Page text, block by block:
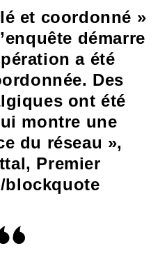
et coordonné »
démarre
a été
Des
ont été
montre une
du réseau »,
Premier
blockquote